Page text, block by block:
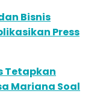
Bisnis
Press
Tetapkan
Mariana Soal